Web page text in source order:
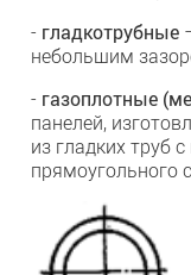
- гладкотрубные
небольшим
- газоплотные
панелей,
из гладких труб
прямоугольного